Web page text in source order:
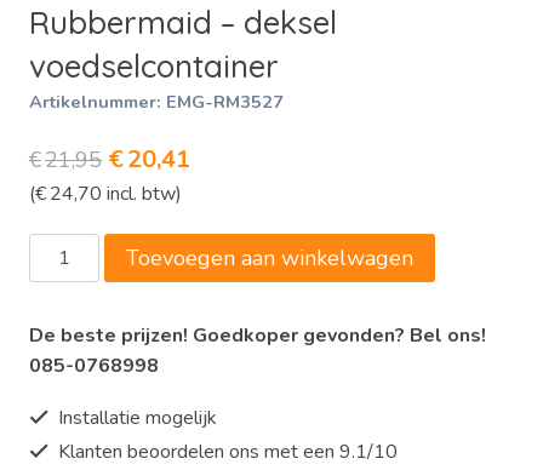
Rubbermaid – deksel
voedselcontainer
Artikelnummer: EMG-RM3527
€21,95 Oorspronkelijke
prijs
was:
€21,95.
€20,41
is:
€20,41.
(€24,70 incl. btw)
Rubbermaid
-
voedselcontainer
aantal
Toevoegen aan winkelwagen
De beste prijzen! Goedkoper gevonden? Bel ons!
085-0768998
Installatie mogelijk
Klanten beoordelen ons met een 9.1/10